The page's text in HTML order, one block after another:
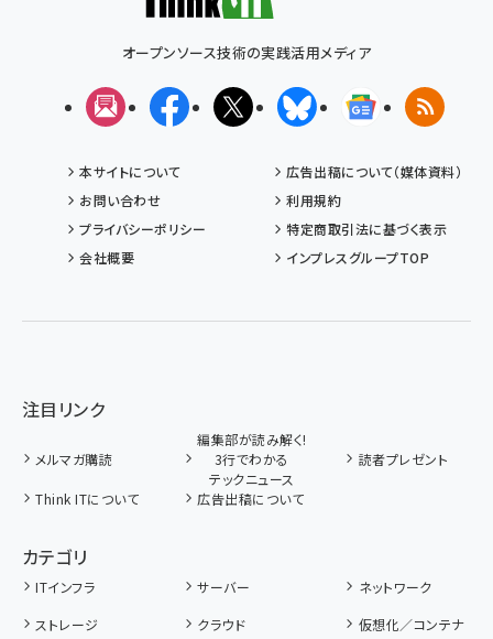
オープンソース技術の実践活用メディア
メルマガFacebookX(エックス)BlueskyGoogleニュ
RSS
本サイトについて
広告出稿について（媒体資料）
お問い合わせ
利用規約
プライバシーポリシー
特定商取引法に基づく表示
会社概要
インプレスグループTOP
注目リンク
メルマガ購読
編集部が読み解く!
3行でわかる
テックニュース
読者プレゼント
Think ITについて 広告出稿について
カテゴリ
ITインフラ サーバー
ネットワーク
ストレージ
クラウド
仮想化／コンテナ